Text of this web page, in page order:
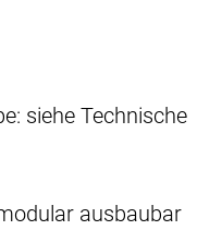
siehe Technische
ausbaubar